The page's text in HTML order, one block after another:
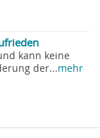
kann keine
der...mehr